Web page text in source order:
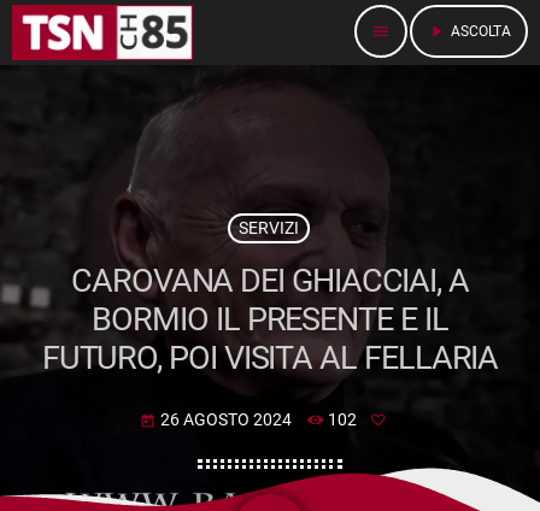
menu play_arrow ASCOLTA
SERVIZI
CAROVANA DEI GHIACCIAI, A
BORMIO IL PRESENTE E IL
FUTURO, POI VISITA AL FELLARIA
today 26 AGOSTO 2024 102